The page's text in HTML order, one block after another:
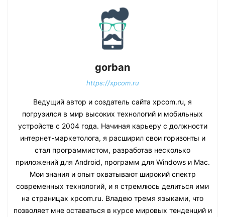
gorban
https://xpcom.ru
Ведущий автор и создатель сайта xpcom.ru, я
погрузился в мир высоких технологий и мобильных
устройств с 2004 года. Начиная карьеру с должности
интернет-маркетолога, я расширил свои горизонты и
стал программистом, разработав несколько
приложений для Android, программ для Windows и Mac.
Мои знания и опыт охватывают широкий спектр
современных технологий, и я стремлюсь делиться ими
на страницах xpcom.ru. Владею тремя языками, что
позволяет мне оставаться в курсе мировых тенденций и